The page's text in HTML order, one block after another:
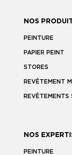
NOS
PEINTURE
PAPIER PEINT
STORES
REVÊTEMENT
REVÊTEMENTS
NOS
PEINTURE